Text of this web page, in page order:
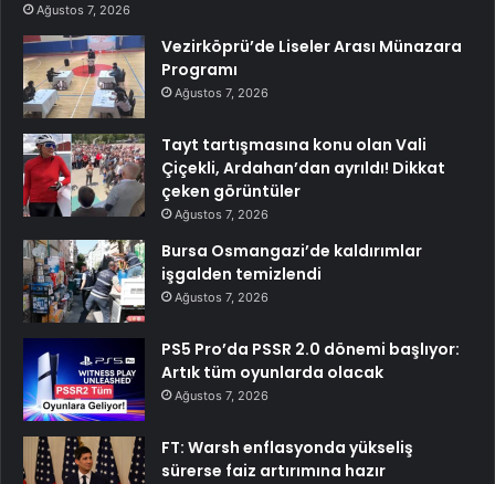
Ağustos 7, 2026
Vezirköprü’de Liseler Arası Münazara
Programı
Ağustos 7, 2026
Tayt tartışmasına konu olan Vali
Çiçekli, Ardahan’dan ayrıldı! Dikkat
çeken görüntüler
Ağustos 7, 2026
Bursa Osmangazi’de kaldırımlar
işgalden temizlendi
Ağustos 7, 2026
PS5 Pro’da PSSR 2.0 dönemi başlıyor:
Artık tüm oyunlarda olacak
Ağustos 7, 2026
FT: Warsh enflasyonda yükseliş
sürerse faiz artırımına hazır